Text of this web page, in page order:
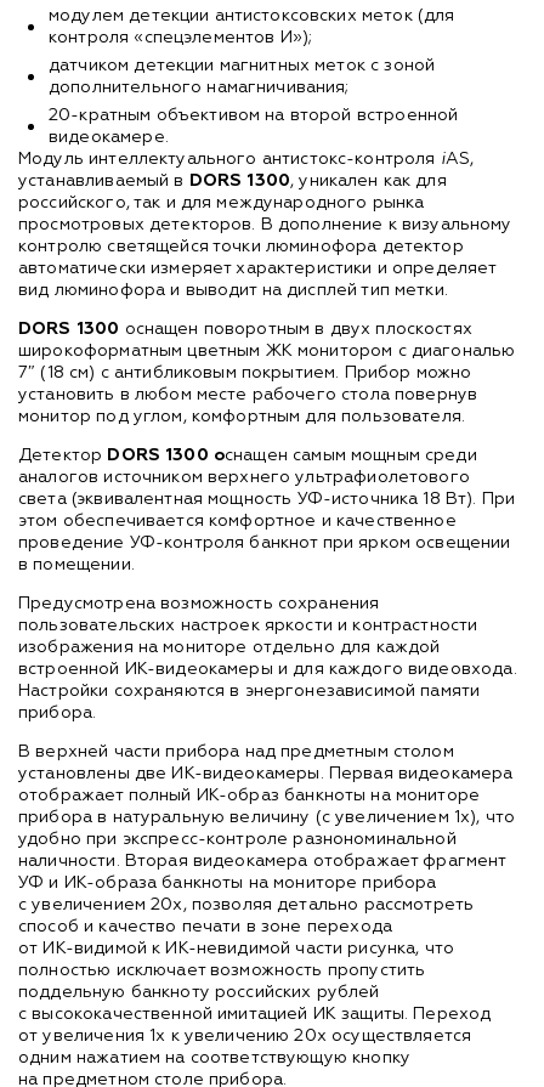
модулем детекции антистоксовских меток (для
контроля «спецэлементов И»);
датчиком детекции магнитных меток с зоной
дополнительного намагничивания;
20-кратным объективом на второй встроенной
видеокамере.
Модульинтеллектуального антистокс-контроля iAS,
устанавливаемый в
DORS 1300, уникален как для
российского, так и для международного рынка
просмотровых детекторов. В дополнение к визуальному
контролю светящейся точки люминофора детектор
автоматически измеряет характеристики и определяет
вид люминофора и выводит на дисплей тип метки.
DORS 1300 оснащен поворотным в двух плоскостях
широкоформатным цветным ЖК монитором с диагональю
7″ (18 см) с антибликовым покрытием. Прибор можно
установить в любом месте рабочего стола повернув
монитор под углом, комфортным для пользователя.
Детектор DORS 1300 оснащен самым мощным среди
аналогов источником верхнего ультрафиолетового
света (эквивалентная мощность УФ-источника 18 Вт). При
этом обеспечивается комфортное и качественное
проведение УФ-контроля банкнот при ярком освещении
в помещении.
Предусмотрена возможность сохранения
пользовательских настроек яркости и контрастности
изображения на мониторе отдельно для каждой
встроенной ИК-видеокамеры и для каждого видеовхода.
Настройки сохраняются в энергонезависимой памяти
прибора.
В верхней части прибора над предметным столом
установлены две ИК-видеокамеры . Первая видеокамера
отображает полный ИК-образ банкноты на мониторе
прибора в натуральную величину (с увеличением 1х), что
удобно при экспресс-контроле разнономинальной
наличности. Вторая видеокамера отображает фрагмент
УФ и ИК-образа банкноты на мониторе прибора
с увеличением 20х, позволяя детально рассмотреть
способ и качество печати в зоне перехода
от ИК-видимой к ИК-невидимой части рисунка, что
полностью исключает возможность пропустить
поддельную банкноту российских рублей
с высококачественной имитацией ИК защиты. Переход
от увеличения 1х к увеличению 20х осуществляется
одним нажатием на соответствующую кнопку
на предметном столе прибора.